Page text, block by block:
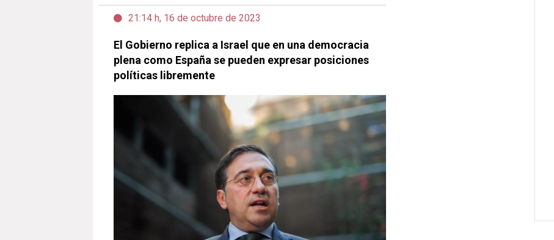
21:14 h, 16 de octubre de 2023
El Gobierno replica a Israel que en una democracia
plena como España se pueden expresar posiciones
políticas libremente